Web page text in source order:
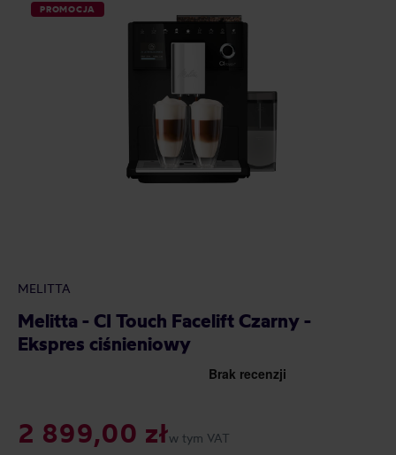
PROMOCJA
MELITTA
Melitta - CI Touch Facelift Czarny -
Ekspres ciśnieniowy
2 899,00 złw tym VAT